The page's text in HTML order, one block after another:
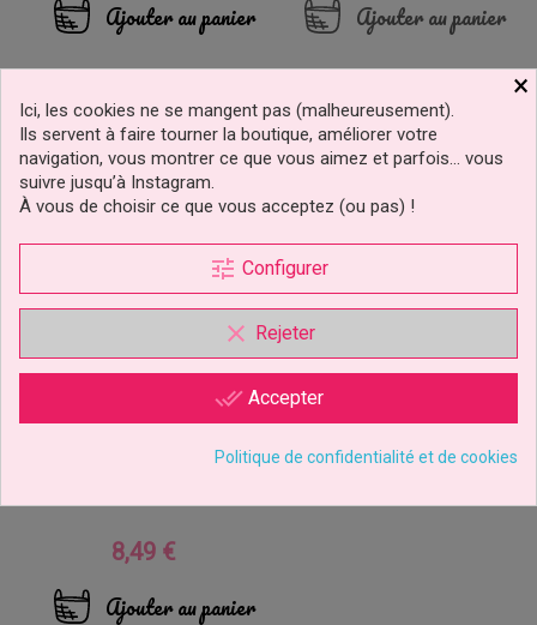
baseAjouter au panier Ajouter au panier
Emporte-Pièce Forme
Géométrique FMM
Prix
8,49 €
Ajouter au panier
×
Ici, les cookies ne se mangent pas (malheureusement).
Ils servent à faire tourner la boutique, améliorer votre
navigation, vous montrer ce que vous aimez et parfois… vous
suivre jusqu’à Instagram.
À vous de choisir ce que vous acceptez (ou pas) !
tune Configurer
clear Rejeter
done_all Accepter
Politique de confidentialité et de cookies